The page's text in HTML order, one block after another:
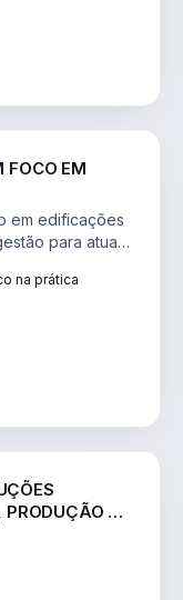
FOCO EM
em edificações
para atuar
na prática
E